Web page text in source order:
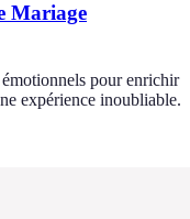
Mariage
pour enrichir
expérience inoubliable.